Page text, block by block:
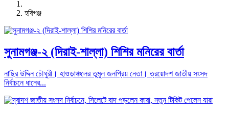
হবিগঞ্জ
সুনামগঞ্জ-২ (দিরাই-শাল্লা) শিশির মনিরের বার্তা
নাছির উদ্দিন চৌধুরী। হাওড়াঞ্চলের তুমুল জনপ্রিয় নেতা। ত্রয়োদশ জাতীয় সংসদ
নির্বাচনে ধানের...